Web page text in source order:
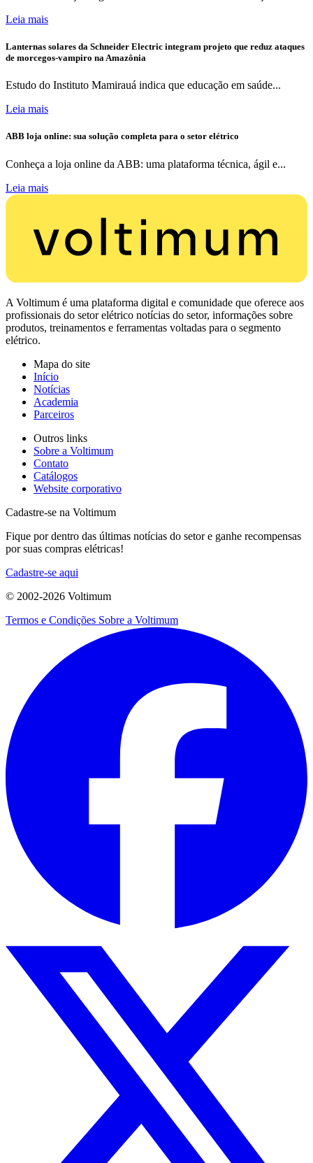
Leia mais
Lanternas solares da Schneider Electric integram projeto que reduz ataques
de morcegos-vampiro na Amazônia
Estudo do Instituto Mamirauá indica que educação em saúde...
Leia mais
ABB loja online: sua solução completa para o setor elétrico
Conheça a loja online da ABB: uma plataforma técnica, ágil e...
Leia mais
A Voltimum é uma plataforma digital e comunidade que oferece aos
profissionais do setor elétrico notícias do setor, informações sobre
produtos, treinamentos e ferramentas voltadas para o segmento
elétrico.
Mapa do site
Início
Notícias
Academia
Parceiros
Outros links
Sobre a Voltimum
Contato
Catálogos
Website corporativo
Cadastre-se na Voltimum
Fique por dentro das últimas notícias do setor e ganhe recompensas
por suas compras elétricas!
Cadastre-se aqui
© 2002-2026 Voltimum
Termos e Condições Sobre a Voltimum